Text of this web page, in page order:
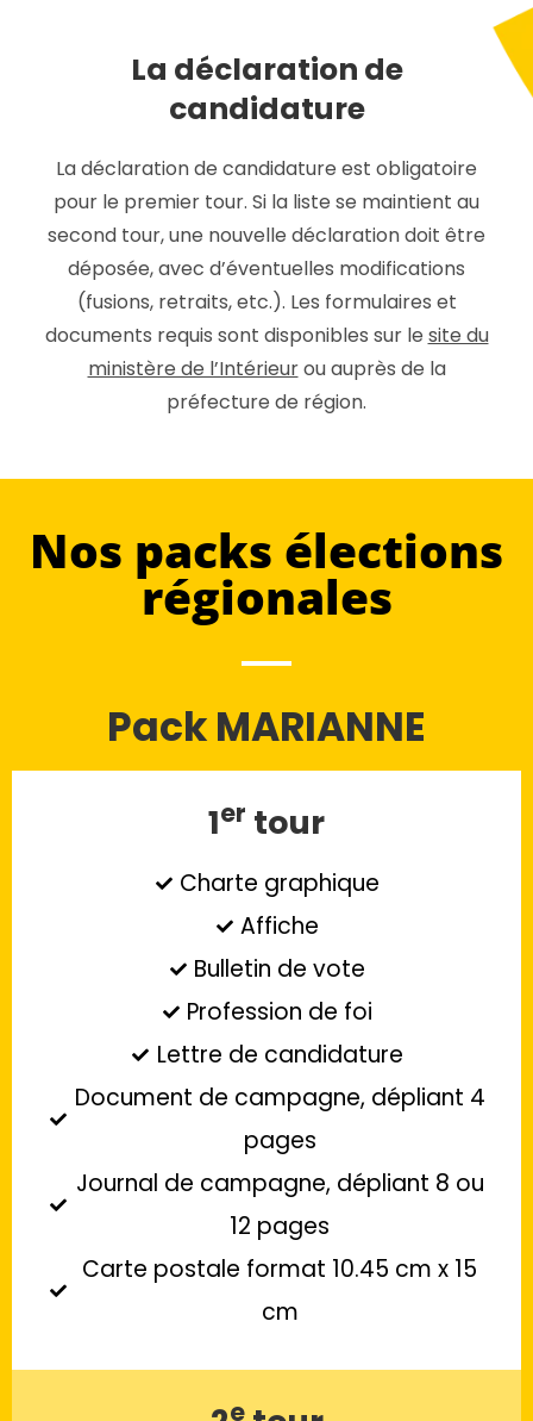
La déclaration de
candidature
La déclaration de candidature est obligatoire
pour le premier tour. Si la liste se maintient au
second tour, une nouvelle déclaration doit être
déposée, avec d’éventuelles modifications
(fusions, retraits, etc.). Les formulaires et
documents requis sont disponibles sur le site du
ministère de l’Intérieurou auprès de la
préfecture de région.
Nos packs élections
régionales
Pack MARIANNE
1er tour
Charte graphique
Affiche
Bulletin de vote
Profession de foi
Lettre de candidature
Document de campagne, dépliant 4
pages
Journal de campagne, dépliant 8 ou
12 pages
Carte postale format 10.45 cm x 15
cm
e